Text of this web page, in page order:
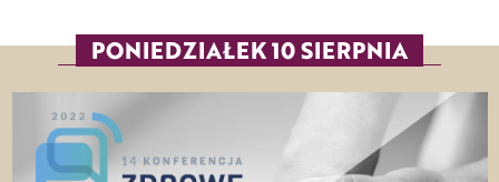
PONIEDZIAŁEK 10 SIERPNIA